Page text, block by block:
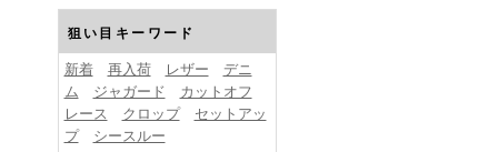
狙い目キーワード
新着 再入荷 レザー
デニ
ム
ジャガード
カットオフ
レース
クロップ
セットアッ
プ
シースルー